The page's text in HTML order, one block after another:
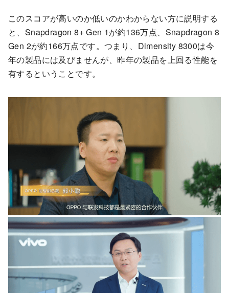
このスコアが高いのか低いのかわからない方に説明する
と、Snapdragon 8+ Gen 1が約136万点、Snapdragon 8
Gen 2が約166万点です。つまり、Dimensity 8300は今
年の製品には及びませんが、昨年の製品を上回る性能を
有するということです。